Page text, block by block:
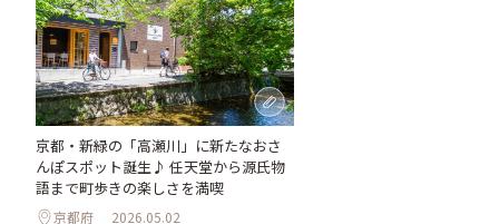
京都・新緑の「高瀬川」に新たなおさ
んぽスポット誕生♪ 任天堂から源氏物
語まで町歩きの楽しさを満喫
京都府 2026.05.02